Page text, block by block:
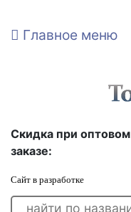
Главное меню
Скидка при оптовом
заказе:
Сайт в разработке